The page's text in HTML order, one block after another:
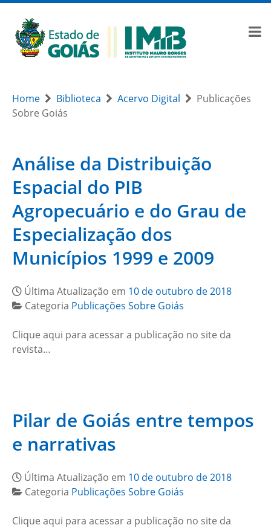
Home Biblioteca Acervo Digital
Publicações
Sobre Goiás
Análise da Distribuição
Espacial do PIB
Agropecuário e do Grau de
Especialização dos
Municípios 1999 e 2009
Última Atualização em 10 de outubro de 2018
Categoria Publicações Sobre Goiás
Clique aqui para acessar a publicação no site da
revista…
Pilar de Goiás entre tempos
e narrativas
Última Atualização em 10 de outubro de 2018
Categoria Publicações Sobre Goiás
Clique aqui para acessar a publicação no site da